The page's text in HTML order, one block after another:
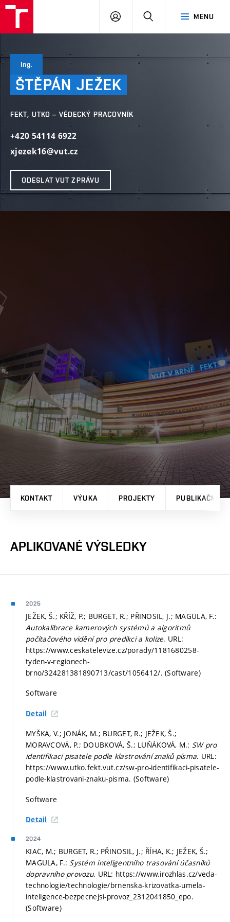
MENU
PŘIHLÁSIT
Ing.
ŠTĚPÁN JEŽEK
FEKT, UTKO – VĚDECKÝ PRACOVNÍK
+420 54114 6922
xjezek16@vut.cz
ODESLAT VUT ZPRÁVU
KONTAKT VÝUKA PROJEKTY PUBLIKAČNÍ
APLIKOVANÉ VÝSLEDKY
2025
JEŽEK, Š.; KŘÍŽ, P.; BURGET, R.; PŘINOSIL, J.; MAGULA, F.:
Autokalibrace kamerových systémů a algoritmů
počítačového vidění pro predikci a kolize. URL:
https://www.ceskatelevize.cz/porady/1181680258-
tyden-v-regionech-
brno/324281381890713/cast/1056412/. (Software)
Software
Detail
MYŠKA, V.; JONÁK, M.; BURGET, R.; JEŽEK, Š.;
MORAVCOVÁ, P.; DOUBKOVÁ, Š.; LUŇÁKOVÁ, M.: SW pro
identifikaci pisatele podle klastrování znaků písma. URL:
https://www.utko.fekt.vut.cz/sw-pro-identifikaci-pisatele-
podle-klastrovani-znaku-pisma. (Software)
Software
Detail
2024
KIAC, M.; BURGET, R.; PŘINOSIL, J.; ŘÍHA, K.; JEŽEK, Š.;
MAGULA, F.: Systém inteligentního trasování účasníků
dopravního provozu. URL: https://www.irozhlas.cz/veda-
technologie/technologie/brnenska-krizovatka-umela-
inteligence-bezpecnejsi-provoz_2312041850_epo.
(Software)